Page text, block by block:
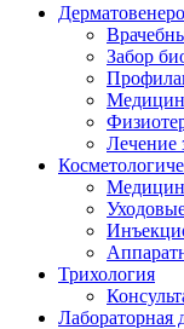
Забор
Лечение
Трихология
Лабораторная